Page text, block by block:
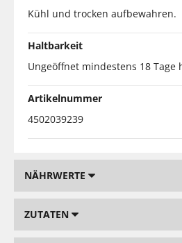
Kühl und trocken aufbewahren.
Haltbarkeit
Ungeöffnet mindestens 18 Tage
Artikelnummer
4502039239
NÄHRWERTE
ZUTATEN